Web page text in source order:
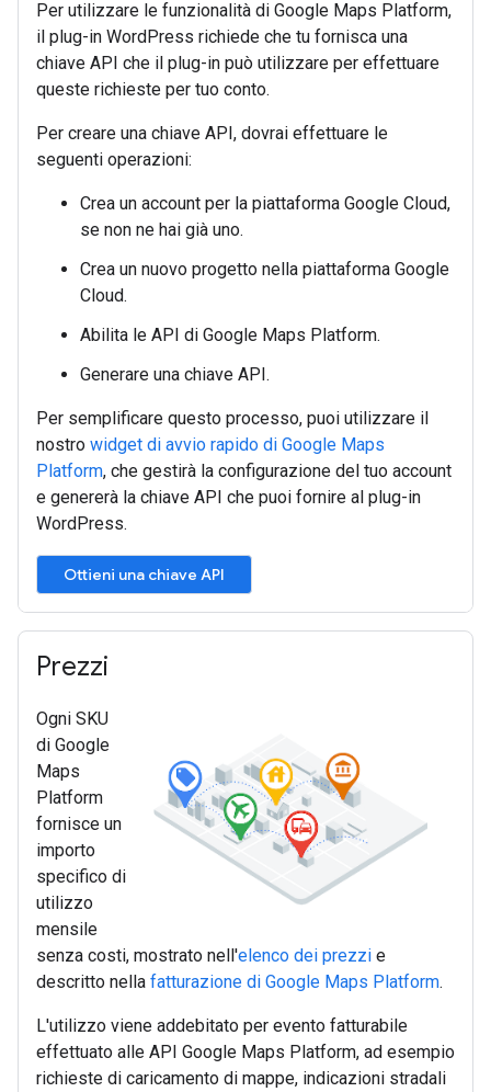
Per utilizzare le funzionalità di Google Maps Platform,
il plug-in WordPress richiede che tu fornisca una
chiave API che il plug-in può utilizzare per effettuare
queste richieste per tuo conto.
Per creare una chiave API, dovrai effettuare le
seguenti operazioni:
Crea un account per la piattaforma Google Cloud,
se non ne hai già uno.
Crea un nuovo progetto nella piattaforma Google
Cloud.
Abilita le API di Google Maps Platform.
Generare una chiave API.
Per semplificare questo processo, puoi utilizzare il
nostro widget di avvio rapido di Google Maps
Platform, che gestirà la configurazione del tuo account
e genererà la chiave API che puoi fornire al plug-in
WordPress.
Prezzi
Ogni SKU
di Google
Maps
Platform
fornisce un
importo
specifico di
utilizzo
mensile
senza costi, mostrato nell'elenco dei prezzi e
descritto nella fatturazione di Google Maps Platform.
L'utilizzo viene addebitato per evento fatturabile
effettuato alle API Google Maps Platform, ad esempio
richieste di caricamento di mappe, indicazioni stradali